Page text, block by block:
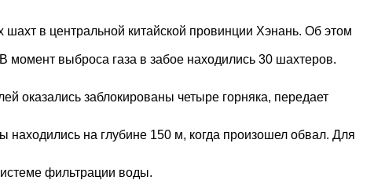
шахт в центральной китайской провинции Хэнань. Об этом
выброса газа в забое находились 30 шахтеров.
оказались заблокированы четыре горняка, передает
на глубине 150 м, когда произошел обвал. Для
фильтрации воды.